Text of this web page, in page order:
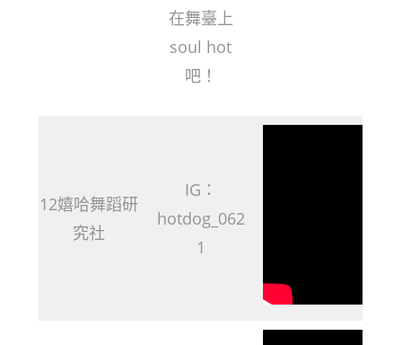
在舞臺上
soul hot
吧！
12嬉哈舞蹈研
究社
IG：
hotdog_062
1